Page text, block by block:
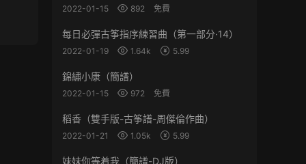
2022-01-15 892 免費
每日必彈古筝指序練習曲（第一部分·14）
2022-01-19 1.64k 5.99
錦繡小康（簡譜）
2022-01-15 972 免費
稻香（雙手版-古筝譜-周傑倫作曲）
2022-01-21 1.05k 5.99
妹妹你等着我（簡譜-DJ版）